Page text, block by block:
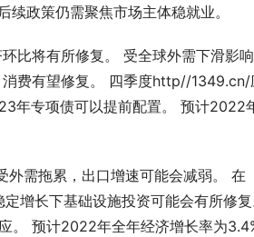
政策仍需聚焦市场主体稳就业。
比将有所修复。 受全球外需下滑影响
消费有望修复。 四季度http//1349.cn/
年专项债可以提前配置。 预计2022
外需拖累，出口增速可能会减弱。 在
长下基础设施投资可能会有所修复
。 预计2022年全年经济增长率为